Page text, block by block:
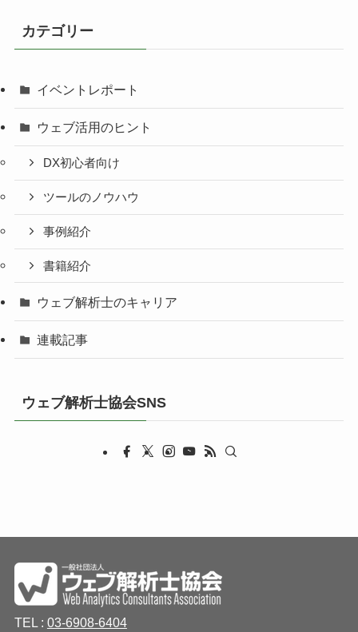
カテゴリー
イベントレポート
ウェブ活用のヒント
DX初心者向け
ツールのノウハウ
事例紹介
書籍紹介
ウェブ解析士のキャリア
連載記事
ウェブ解析士協会SNS
TEL : 03-6908-6404